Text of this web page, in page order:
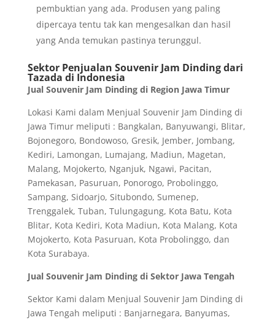
pembuktian yang ada. Produsen yang paling
dipercaya tentu tak kan mengesalkan dan hasil
yang Anda temukan pastinya terunggul.
Sektor Penjualan Souvenir Jam Dinding dari
Tazada di Indonesia
Jual Souvenir Jam Dinding di Region Jawa Timur
Lokasi Kami dalam Menjual Souvenir Jam Dinding di
Jawa Timur meliputi : Bangkalan, Banyuwangi, Blitar,
Bojonegoro, Bondowoso, Gresik, Jember, Jombang,
Kediri, Lamongan, Lumajang, Madiun, Magetan,
Malang, Mojokerto, Nganjuk, Ngawi, Pacitan,
Pamekasan, Pasuruan, Ponorogo, Probolinggo,
Sampang, Sidoarjo, Situbondo, Sumenep,
Trenggalek, Tuban, Tulungagung, Kota Batu, Kota
Blitar, Kota Kediri, Kota Madiun, Kota Malang, Kota
Mojokerto, Kota Pasuruan, Kota Probolinggo, dan
Kota Surabaya.
Jual Souvenir Jam Dinding di Sektor Jawa Tengah
Sektor Kami dalam Menjual Souvenir Jam Dinding di
Jawa Tengah meliputi : Banjarnegara, Banyumas,